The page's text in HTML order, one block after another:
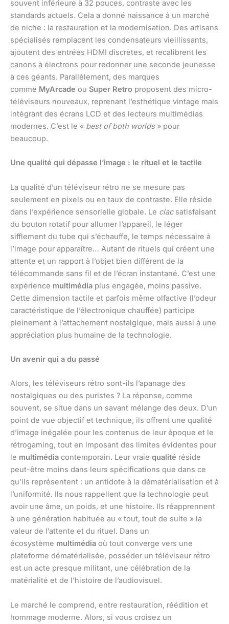
souvent inférieure à 32 pouces, contraste avec les
standards actuels. Cela a donné naissance à un marché
de niche : la restauration et la modernisation. Des artisans
spécialisés remplacent les condensateurs vieillissants,
ajoutent des entrées HDMI discrètes, et recalibrent les
canons à électrons pour redonner une seconde jeunesse
à ces géants. Parallèlement, des marques
comme MyArcade ou Super Retro proposent des micro-
téléviseurs nouveaux, reprenant l’esthétique vintage mais
intégrant des écrans LCD et des lecteurs multimédias
modernes. C’est le « best of both worlds» pour
beaucoup.
Une qualité qui dépasse l’image : le rituel et le tactile
La qualité d’un téléviseur rétro ne se mesure pas
seulement en pixels ou en taux de contraste. Elle réside
dans l’expérience sensorielle globale. Le clacsatisfaisant
du bouton rotatif pour allumer l’appareil, le léger
sifflement du tube qui s’échauffe, le temps nécessaire à
l’image pour apparaître… Autant de rituels qui créent une
attente et un rapport à l’objet bien différent de la
télécommande sans fil et de l’écran instantané. C’est une
expérience multimédia plus engagée, moins passive.
Cette dimension tactile et parfois même olfactive (l’odeur
caractéristique de l’électronique chauffée) participe
pleinement à l’attachement nostalgique, mais aussi à une
appréciation plus humaine de la technologie.
Un avenir qui a du passé
Alors, les téléviseurs rétro sont-ils l’apanage des
nostalgiques ou des puristes ? La réponse, comme
souvent, se situe dans un savant mélange des deux. D’un
point de vue objectif et technique, ils offrent une qualité
d’image inégalée pour les contenus de leur époque et le
rétrogaming, tout en imposant des limites évidentes pour
le multimédia contemporain. Leur vraie qualité réside
peut-être moins dans leurs spécifications que dans ce
qu’ils représentent : un antidote à la dématérialisation et à
l’uniformité. Ils nous rappellent que la technologie peut
avoir une âme, un poids, et une histoire. Ils réapprennent
à une génération habituée au « tout, tout de suite » la
valeur de l’attente et du rituel. Dans un
écosystème multimédia où tout converge vers une
plateforme dématérialisée, posséder un téléviseur rétro
est un acte presque militant, une célébration de la
matérialité et de l’histoire de l’audiovisuel.
Le marché le comprend, entre restauration, réédition et
hommage moderne. Alors, si vous croisez un